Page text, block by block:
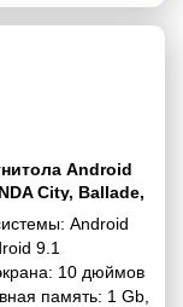
Android
City, Ballade,
Android
9.1
10 дюймов
память: 1 Gb